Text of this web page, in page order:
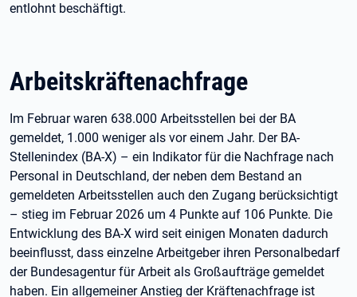
entlohnt beschäftigt.
Arbeitskräftenachfrage
Im Februar waren 638.000 Arbeitsstellen bei der BA
gemeldet, 1.000 weniger als vor einem Jahr. Der BA-
Stellenindex (BA-X) – ein Indikator für die Nachfrage nach
Personal in Deutschland, der neben dem Bestand an
gemeldeten Arbeitsstellen auch den Zugang berücksichtigt
– stieg im Februar 2026 um 4 Punkte auf 106 Punkte. Die
Entwicklung des BA-X wird seit einigen Monaten dadurch
beeinflusst, dass einzelne Arbeitgeber ihren Personalbedarf
der Bundesagentur für Arbeit als Großaufträge gemeldet
haben. Ein allgemeiner Anstieg der Kräftenachfrage ist